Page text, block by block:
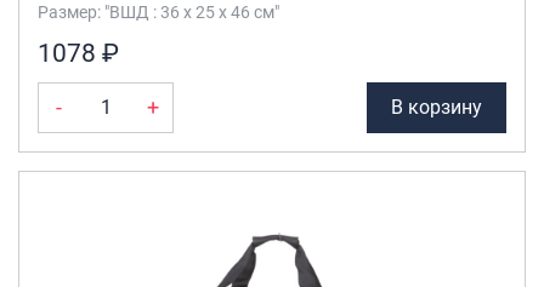
Размер: "ВШД : 36 х 25 х 46 см"
1078 ₽
- + В корзину